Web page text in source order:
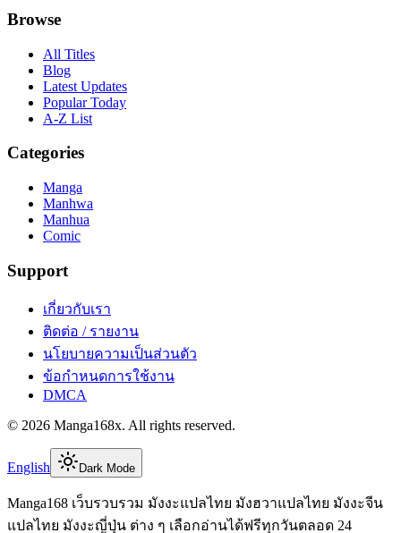
Browse
All Titles
Blog
Latest Updates
Popular Today
A-Z List
Categories
Manga
Manhwa
Manhua
Comic
Support
เกี่ยวกับเรา
ติดต่อ / รายงาน
นโยบายความเป็นส่วนตัว
ข้อกำหนดการใช้งาน
DMCA
© 2026 Manga168x. All rights reserved.
English Dark Mode
Manga168 เว็บรวบรวม มังงะแปลไทย มังฮวาแปลไทย มังงะจีน
แปลไทย มังงะญี่ปุ่น ต่าง ๆ เลือกอ่านได้ฟรีทุกวันตลอด 24